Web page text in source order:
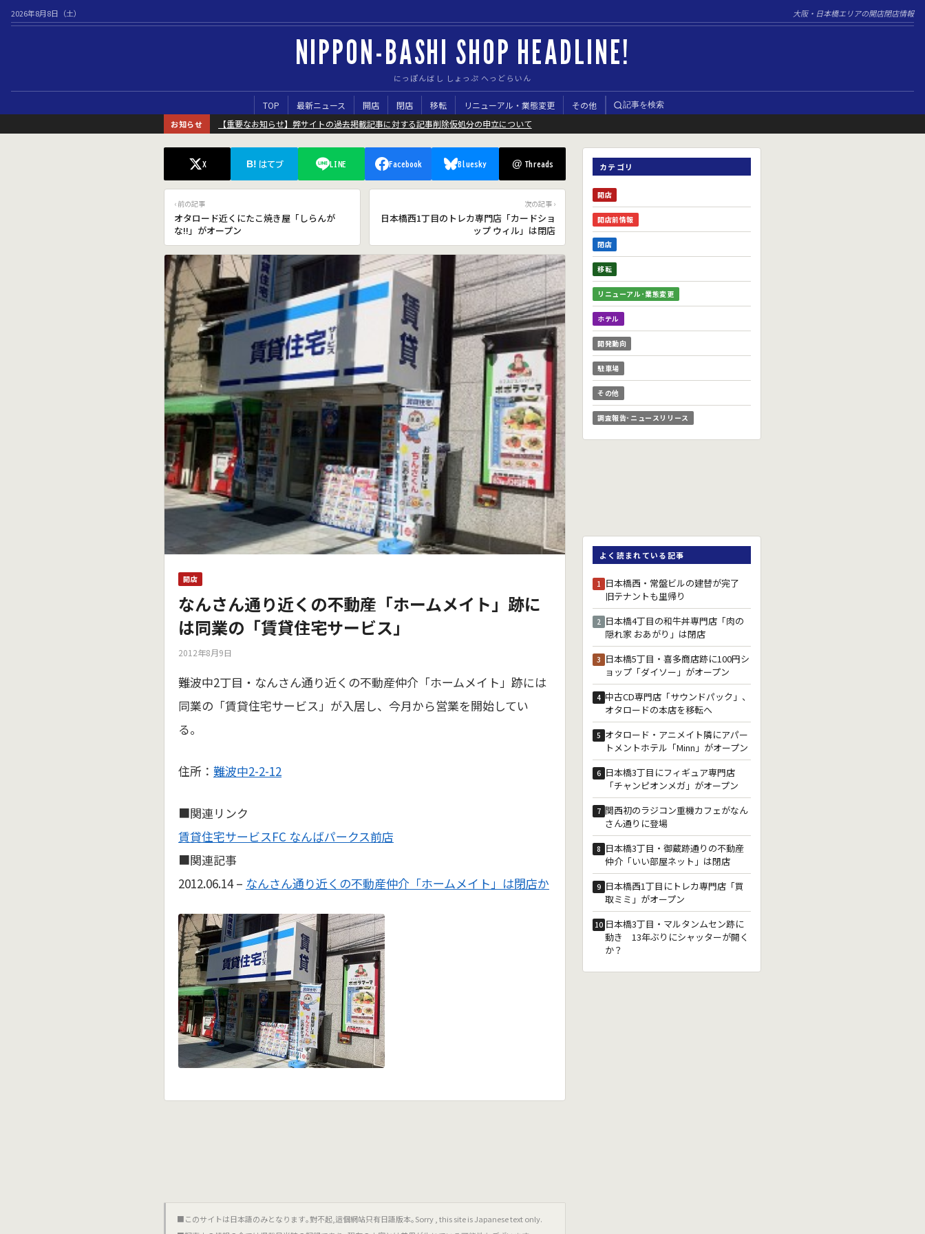
2026年8月8日（土） 大阪・日本橋エリアの開店閉店情報
NIPPON-BASHI SHOP HEADLINE!
にっぽんばし しょっぷ へっどらいん
TOP 最新ニュース 開店 閉店 移転 リニューアル・業態変更 その他 記事を検索
お知らせ 【重要なお知らせ】弊サイトの過去掲載記事に対する記事削除仮処分の申立について
X B! はてブ LINE Facebook Bluesky @ Threads
‹ 前の記事
オタロード近くにたこ焼き屋「しらんが
な!!」がオープン
次の記事 ›
日本橋西1丁目のトレカ専門店「カードショ
ップ ウィル」は閉店
開店
なんさん通り近くの不動産「ホームメイト」跡に
は同業の「賃貸住宅サービス」
2012年8月9日
難波中2丁目・なんさん通り近くの不動産仲介「ホームメイト」跡には
同業の「賃貸住宅サービス」が入居し、今月から営業を開始してい
る。
住所： 難波中2-2-12
■関連リンク
賃貸住宅サービスFC なんばパークス前店
■関連記事
2012.06.14 – なんさん通り近くの不動産仲介「ホームメイト」は閉店か
■このサイトは日本語のみとなります｡對不起,這個網站只有日語版本｡Sorry , this site is Japanese text only.
カテゴリ
開店
開店前情報
閉店
移転
リニューアル･業態変更
ホテル
開発動向
駐車場
その他
調査報告･ニュースリリース
よく読まれている記事
1 日本橋西・常盤ビルの建替が完了
旧テナントも里帰り
2 日本橋4丁目の和牛丼専門店「肉の
隠れ家 おあがり」は閉店
3 日本橋5丁目・喜多商店跡に100円シ
ョップ「ダイソー」がオープン
4 中古CD専門店「サウンドパック」、
オタロードの本店を移転へ
5 オタロード・アニメイト隣にアパー
トメントホテル「Minn」がオープン
6 日本橋3丁目にフィギュア専門店
「チャンピオンメガ」がオープン
7 関西初のラジコン重機カフェがなん
さん通りに登場
8 日本橋3丁目・御蔵跡通りの不動産
仲介「いい部屋ネット」は閉店
9 日本橋西1丁目にトレカ専門店「買
取ミミ」がオープン
10 日本橋3丁目・マルタンムセン跡に
動き 13年ぶりにシャッターが開く
か？